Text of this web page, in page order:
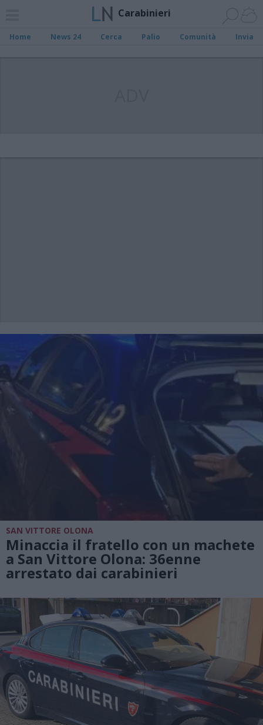
Carabinieri
Home News 24 Cerca Palio Comunità Invia
SAN VITTORE OLONA
Minaccia il fratello con un machete
a San Vittore Olona: 36enne
arrestato dai carabinieri